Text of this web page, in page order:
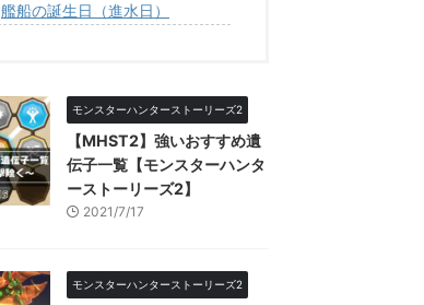
艦船の誕生日（進水日）
モンスターハンターストーリーズ2
【MHST2】強いおすすめ遺
伝子一覧【モンスターハンタ
ーストーリーズ2】
2021/7/17
モンスターハンターストーリーズ2